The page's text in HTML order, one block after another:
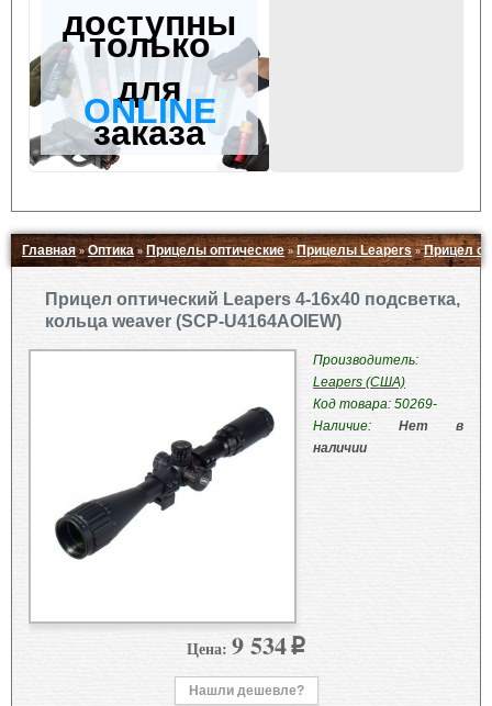
доступны
только
для
ONLINE
заказа
Главная»Оптика » Прицелы оптические» Прицелы Leapers»Прицел
Прицел оптический Leapers 4-16x40 подсветка,
кольца weaver (SCP-U4164AOIEW)
Производитель:
Leapers (США)
Код товара: 50269-
Наличие: Нет в
наличии
Цена: 9 534 p
Нашли дешевле?